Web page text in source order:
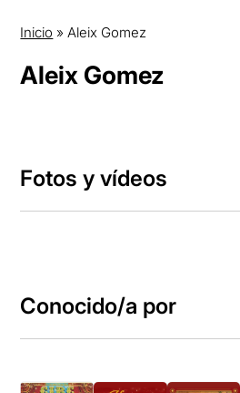
Inicio »Aleix Gomez
Aleix Gomez
Fotos y vídeos
Conocido/a por